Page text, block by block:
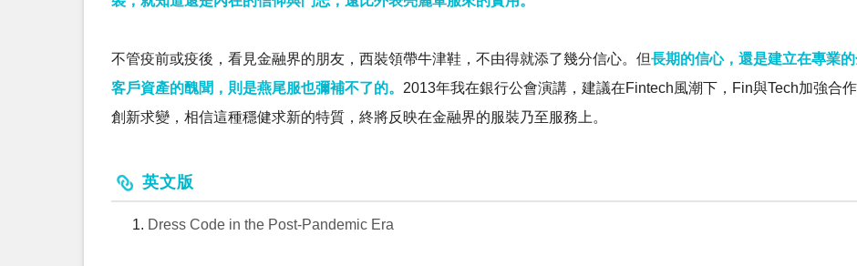
不管疫前或疫後，看見金融界的朋友，西裝領帶牛津鞋，不由得就添了幾分信心。但長期的信心，還是建立在專業
客戶資產的醜聞，則是燕尾服也彌補不了的。 2013年我在銀行公會演講，建議在Fintech風潮下，Fin與Tech加強合
創新求變，相信這種穩健求新的特質，終將反映在金融界的服裝乃至服務上。
英文版
Dress Code in the Post-Pandemic Era